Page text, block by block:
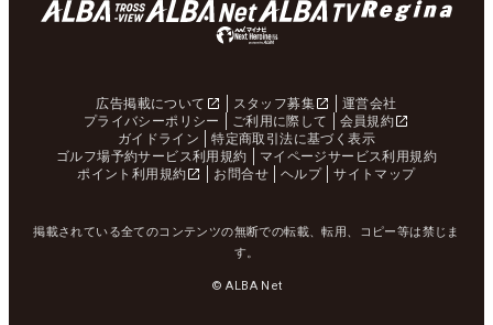
広告掲載について スタッフ募集
運営会社
プライバシーポリシー
ご利用に際して
会員規約
ガイドライン
特定商取引法に基づく表示
ゴルフ場予約サービス利用規約
マイページサービス利用規約
ポイント利用規約
お問合せ ヘルプ サイトマップ
掲載されている全てのコンテンツの無断での転載、転用、コピー等は禁じま
す。
© ALBA Net